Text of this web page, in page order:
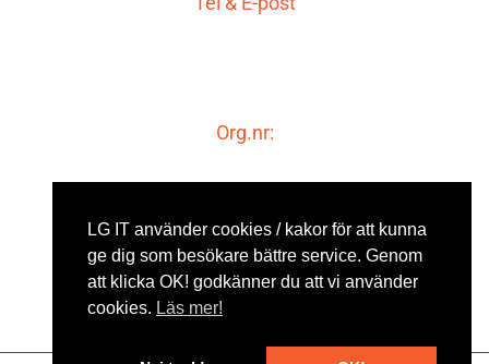
Org.nr:
SE556650199401
LG IT använder cookies / kakor för att kunna
ge dig som besökare bättre service. Genom
att klicka OK! godkänner du att vi använder
cookies. Läs mer!